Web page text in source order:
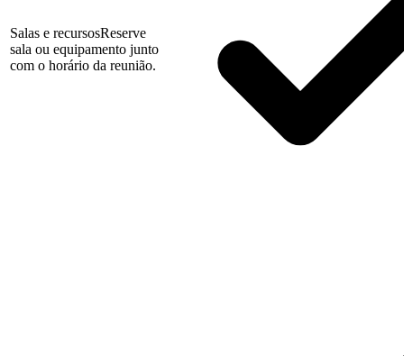
Salas e recursosReserve
sala ou equipamento junto
com o horário da reunião.